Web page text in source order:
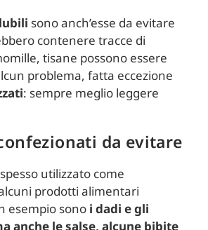
sono anch’esse da evitare
contenere tracce di
tisane possono essere
problema, fatta eccezione
: sempre meglio leggere
da evitare
utilizzato come
prodotti alimentari
esempio sonoi dadi e gli
anche le salse, alcune bibite